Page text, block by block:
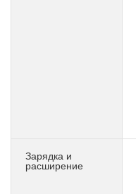
Зарядка и
расширение